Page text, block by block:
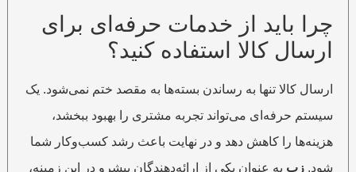
چرا باید از خدمات حرفه‌ای برای
ارسال کالا استفاده کنید؟
ارسال کالا تنها به رساندن بسته‌ها به مقصد ختم نمی‌شود. یک
سیستم حرفه‌ای می‌تواند تجربه مشتری را بهبود ببخشد،
هزینه‌ها را کاهش دهد و در نهایت باعث رشد کسب‌وکار شما
شود. زپبه عنوان یکی از ارائه‌دهندگان پیشرو در این زمینه،